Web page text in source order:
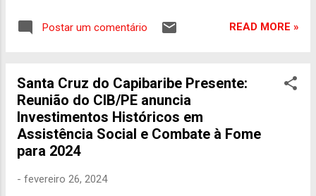
desenvolvidas pelo Governo de Pernambuco
políticas públicas que têm sido colocadas
estado ‘empobrecido’, que precisa muito de
políticas de assistência social, que sejam
capazes de chegar, de forma ágil e eficiente,
até as pessoas mais carentes e
trabalhado para que possamos fortalecer o
Postar um comentário READ MORE »
Santa Cruz do Capibaribe Presente:
Reunião do CIB/PE anuncia
Investimentos Históricos em
Assistência Social e Combate à Fome
para 2024
- fevereiro 26, 2024